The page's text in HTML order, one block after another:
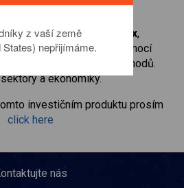
příležitostí.
CFD naUS Dollar Index,
s malými maržemi pomocí
tak objem svých obchodů.
a ekonomiky.
investičním produktu prosím
click here
nás
z vaší země
States) nepřijímáme.